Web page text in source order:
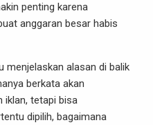
penting karena
anggaran besar habis
menjelaskan alasan di balik
berkata akan
iklan, tetapi bisa
dipilih, bagaimana